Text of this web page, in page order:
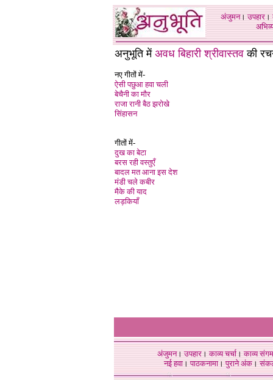
अंजुमन।उपहार।
अनुभूति में अवध बिहारी श्रीवास्तव की
नए गीतों में-
ऐसी पछुआ हवा चली
बेचैनी का मौर
राजा रानी बैठ झरोखे
सिंहासन
गीतों में-
दुख का बेटा
बरस रही वस्तुएँ
बादल मत आना इस देश
मंडी चले कबीर
मैके की याद
लड़कियाँ
अंजुमन।उपहार।काव्य चर्चा।काव्य संगम
नई हवा। पाठकनामा। पुराने अंक।